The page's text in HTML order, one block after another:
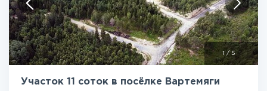
1 /5
Участок 11 соток в посёлке Вартемяги